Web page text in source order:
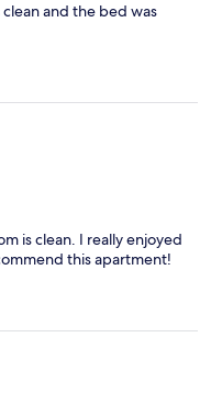
and the bed was
is clean. I really enjoyed
this apartment!